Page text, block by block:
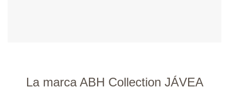
La marca ABH Collection JÁVEA